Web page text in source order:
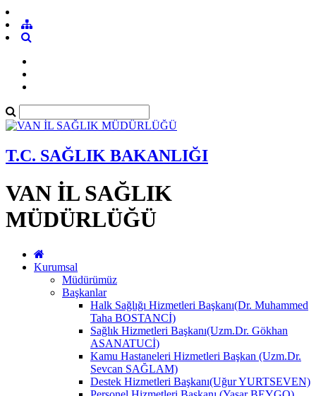
T.C. SAĞLIK BAKANLIĞI
VAN İL SAĞLIK
MÜDÜRLÜĞÜ
Kurumsal
Müdürümüz
Başkanlar
Halk Sağlığı Hizmetleri Başkanı(Dr. Muhammed
Taha BOSTANCİ)
Sağlık Hizmetleri Başkanı(Uzm.Dr. Gökhan
ASANATUCİ)
Kamu Hastaneleri Hizmetleri Başkan (Uzm.Dr.
Sevcan SAĞLAM)
Destek Hizmetleri Başkanı(Uğur YURTSEVEN)